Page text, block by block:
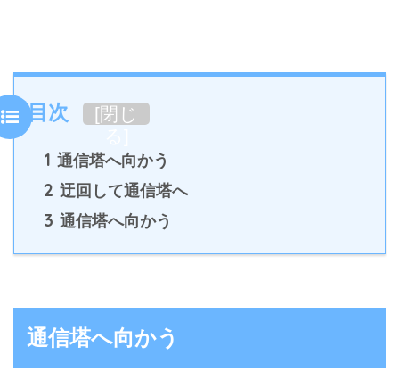
目次 [閉じ
1 通信塔へ向かう
2 迂回して通信塔へ
3 通信塔へ向かう
通信塔へ向かう